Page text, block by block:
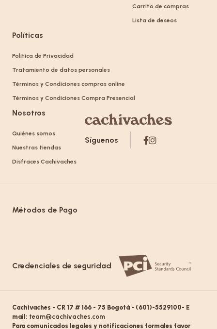
Carrito de compras
Lista de deseos
Políticas
Política de Privacidad
Tratamiento de datos personales
Términos y Condiciones compras online
Términos y Condiciones Compra Presencial
Nosotros
Quiénes somos
Nuestras tiendas
Disfraces Cachivaches
Síguenos
Métodos de Pago
Credenciales de seguridad
Cachivaches - CR 17 # 166 - 75 Bogotá - (601)-5529100- E
mail: team@cachivaches.com
Para comunicados legales y notificaciones formales favor